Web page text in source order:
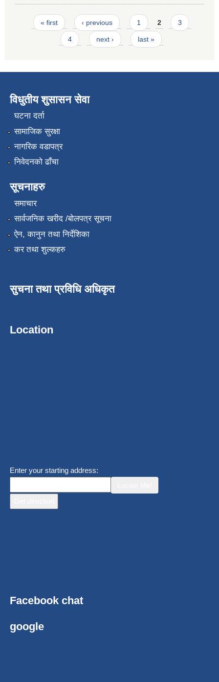
Pages
« first ‹ previous 1 2 3
4 next › last »
विधुतीय शुसासन सेवा
घटना दर्ता
सामाजिक सुरक्षा
नागरिक वडापत्र
निवेदनको ढाँचा
सूचनाहरु
समाचार
सार्वजनिक खरीद /बोलपत्र सूचना
ऐन, कानुन तथा निर्देशिका
कर तथा शुल्कहरु
सुचना तथा प्रविधि अधिकृत
Location
Enter your starting address:
Facebook chat
google